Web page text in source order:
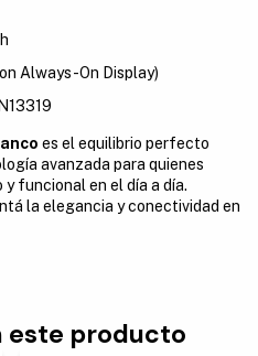
Always-On Display)
es el equilibrio perfecto
avanzada para quienes
funcional en el día a día.
la elegancia y conectividad en
este producto